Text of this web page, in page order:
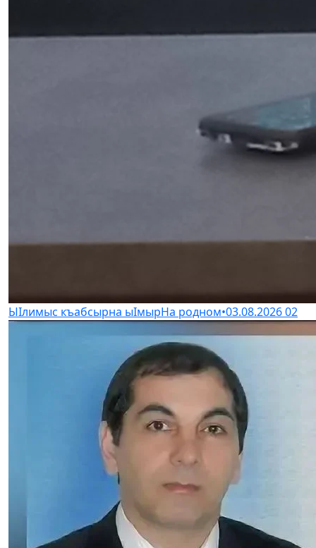
ЫIлимыс къабсырна ыIмырНа родном•03.08.202602